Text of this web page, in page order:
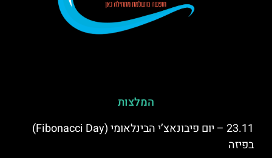
המלצות
23.11 – יום פיבונאצ’י הבינלאומי (Fibonacci Day)
בפיזה